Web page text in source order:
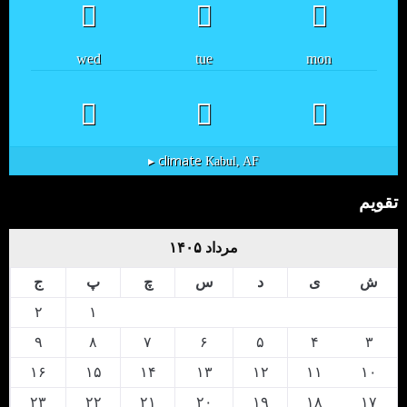
mon
tue
wed
Kabul, AF
climate ▸
تقویم
مرداد ۱۴۰۵
ش ی د س چ پ
ج
۱
۲
۳
۴ ۵ ۶ ۷ ۸
۹
۱۰
۱۱ ۱۲ ۱۳ ۱۴ ۱۵
۱۶
۱۷
۱۸ ۱۹ ۲۰ ۲۱ ۲۲ ۲۳